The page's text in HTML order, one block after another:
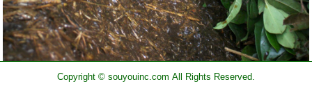
Copyright © souyouinc.com All Rights Reserved.